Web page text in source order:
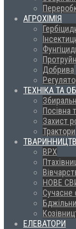
АГРОХІМІЯ
Добрива
ТЕХНІКА ТА
Посівна
Захист
Трактори
ВРХ
НОВЕ
Сучасне
ЕЛЕВАТОРИ